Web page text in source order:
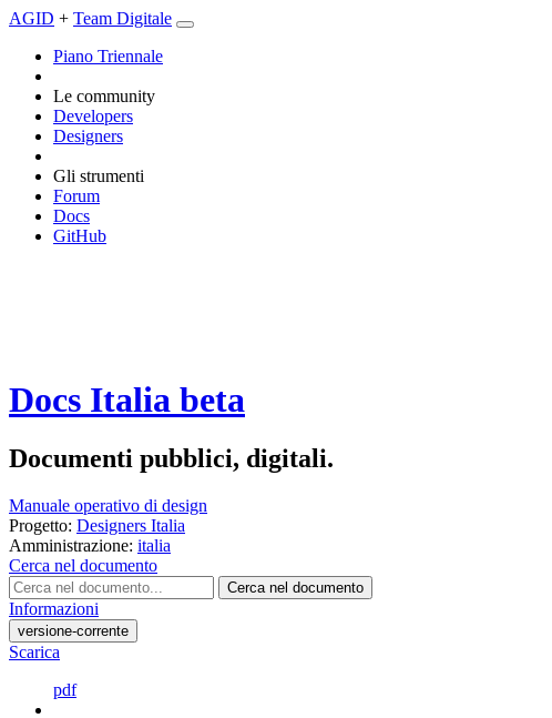
AGID + Team Digitale
Piano Triennale
Le community
Developers
Designers
Gli strumenti
Forum
Docs
GitHub
Docs Italia beta
Documenti pubblici, digitali.
Manuale operativo di design
Progetto: Designers Italia
Amministrazione: italia
Cerca nel documento
Cerca nel documento
Informazioni
versione-corrente
Scarica
pdf